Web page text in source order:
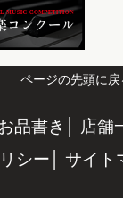
ページの先頭に戻
品書き
店舗
シー サイト